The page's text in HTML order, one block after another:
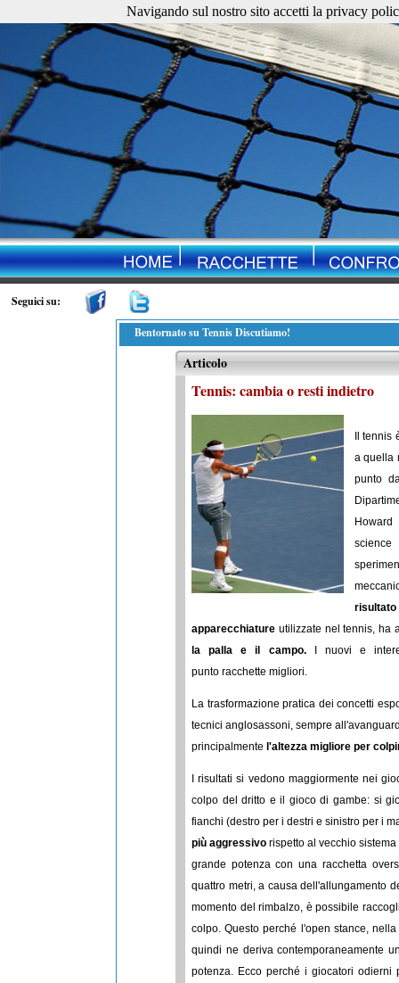
Seguici su:
Bentornato su Tennis Discutiamo!
Articolo
Tennis: cambia o resti indietro
Il
a quella
punto
Howard
science
apparecchiature utilizzate nel tennis, ha
la palla e il campo.I nuovi e
punto racchette migliori.
La trasformazione pratica dei concetti
tecnici anglosassoni, sempre
principalmente l'altezza migliore per
I risultati si vedono maggiormente nei
colpo del dritto e il gioco di gambe: si
fianchi (destro per i destri e sinistro per i
più aggressivo rispetto al vecchio
grande potenza con una racchetta
quattro metri, a causa dell'allungamento
momento del rimbalzo, è possibile
colpo. Questo perché l'open stance,
quindi ne deriva contemporaneamente
potenza. Ecco perché i giocatori
Navigando sul nostro sito accetti la privacy